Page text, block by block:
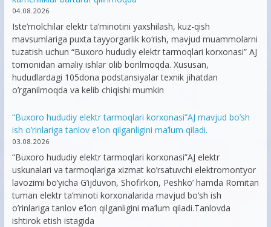
04.08.2026
Iste’molchilar elektr ta’minotini yaxshilash, kuz-qish
mavsumlariga puxta tayyorgarlik ko‘rish, mavjud muammolarni
tuzatish uchun “Buxoro hududiy elektr tarmoqlari korxonasi” AJ
tomonidan amaliy ishlar olib borilmoqda. Xususan,
hududlardagi 105dona podstansiyalar texnik jihatdan
o’rganilmoqda va kelib chiqishi mumkin
“Buxoro hududiy elektr tarmoqlari korxonasi”AJ mavjud bo’sh
ish o’rinlariga tanlov e’lon qilganligini ma’lum qiladi.
03.08.2026
“Buxoro hududiy elektr tarmoqlari korxonasi”AJ elektr
uskunalari va tarmoqlariga xizmat ko’rsatuvchi elektromontyor
lavozimi bo’yicha G’ijduvon, Shofirkon, Peshko’ hamda Romitan
tuman elektr ta’minoti korxonalarida mavjud bo’sh ish
o’rinlariga tanlov e’lon qilganligini ma’lum qiladi.Tanlovda
ishtirok etish istagida